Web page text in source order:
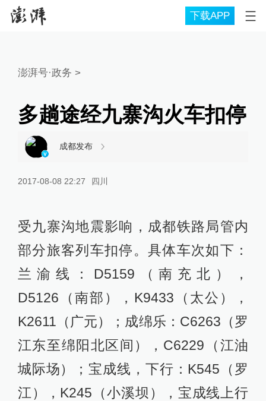
下载APP
澎湃号·政务 >
多趟途经九寨沟火车扣停
成都发布
2017-08-08 22:27 四川
受九寨沟地震影响，成都铁路局管内
部分旅客列车扣停。具体车次如下：
兰渝线：D5159（南充北），
D5126（南部），K9433（太公），
K2611（广元）；成绵乐：C6263（罗
江东至绵阳北区间），C6229（江油
城际场）；宝成线，下行：K545（罗
江），K245（小溪坝），宝成线上行